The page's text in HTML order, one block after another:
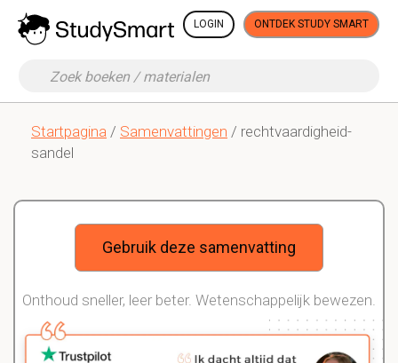
LOGIN ONTDEK STUDY SMART
Startpagina / Samenvattingen / rechtvaardigheid-
sandel
Gebruik deze samenvatting
Onthoud sneller, leer beter. Wetenschappelijk bewezen.